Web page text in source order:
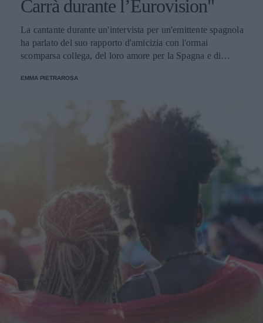
Carrà durante l’Eurovision"
La cantante durante un'intervista per un'emittente spagnola
ha parlato del suo rapporto d'amicizia con l'ormai
scomparsa collega, del loro amore per la Spagna e di
EMMA PIETRAROSA